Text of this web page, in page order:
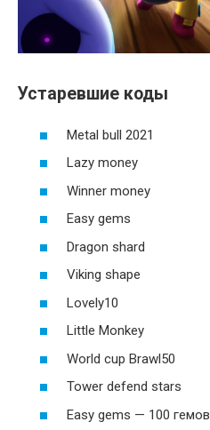
Устаревшие коды
Metal bull 2021
Lazy money
Winner money
Easy gems
Dragon shard
Viking shape
Lovely10
Little Monkey
World cup Brawl50
Tower defend stars
Easy gems — 100 гемов